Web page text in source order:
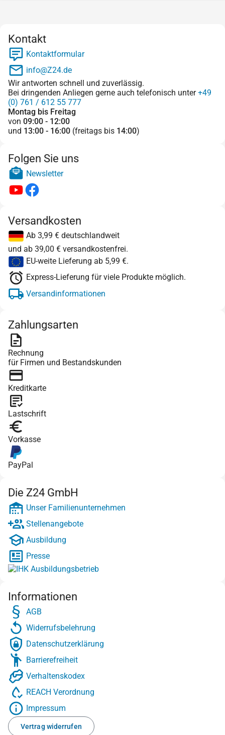
Kontakt
Kontaktformular
info@Z24.de
Wir antworten schnell und zuverlässig.
Bei dringenden Anliegen gerne auch telefonisch unter+49
(0) 761 / 612 55 777
Montag bis Freitag
von 09:00 - 12:00
und 13:00 - 16:00 (freitags bis 14:00)
Folgen Sie uns
Newsletter
Versandkosten
Ab 3,99 € deutschlandweit
und ab 39,00 € versandkostenfrei.
EU-weite Lieferung ab 5,99 €.
Express-Lieferung für viele Produkte möglich.
Versandinformationen
Zahlungsarten
Rechnung
für Firmen und Bestandskunden
Kreditkarte
Lastschrift
Vorkasse
PayPal
Die Z24 GmbH
Unser Familienunternehmen
Stellenangebote
Ausbildung
Presse
Informationen
AGB
Widerrufsbelehrung
Datenschutzerklärung
Barrierefreiheit
Verhaltenskodex
REACH Verordnung
Impressum
Vertrag widerrufen